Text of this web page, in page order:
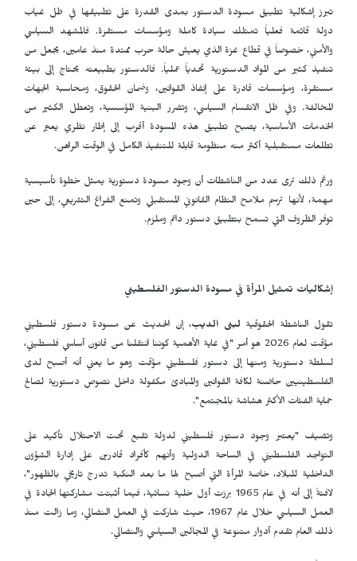
تبرز إشكالية تطبيق مسودة الدستور بمدى القدرة على تطبيقها في ظل غياب
دولة قائمة فعلياً تمتلك سيادة كاملة ومؤسسات مستقرة. فالمشهد السياسي
والأمني، خصوصاً في قطاع غزة الذي يعيش حالة حرب ممتدة منذ عامين، يجعل من
تنفيذ كثير من المواد الدستورية تحدياً عملياً. فالدستور بطبيعته يحتاج إلى بيئة
مستقرة، ومؤسسات قادرة على إنفاذ القوانين، وضمان الحقوق، ومحاسبة الجهات
المخالفة. وفي ظل الانقسام السياسي، وتضرر البنية المؤسسية، وتعطل الكثير من
الخدمات الأساسية، يصبح تطبيق هذه المسودة أقرب إلى إطار نظري يعبّر عن
تطلعات مستقبلية أكثر منه منظومة قابلة للتنفيذ الكامل في الوقت الراهن.
ورغم ذلك ترى عدد من الناشطات أن وجود مسودة دستورية يمثل خطوة تأسيسية
مهمة، لأنها ترسم ملامح النظام القانوني المستقبلي وتمنع الفراغ التشريعي، إلى حين
توفر الظروف التي تسمح بتطبيق دستور دائم وملزم.
إشكاليات تمثيل المرأة في مسودة الدستور الفلسطيني
تقول الناشطة الحقوقية لبنى الديب، إن الحديث عن مسودة دستور فلسطيني
مؤقت لعام 2026 هو أمر "في غاية الأهمية كوننا انتقلنا من قانون أساسي فلسطيني،
لسلطة دستورية ومنها إلى دستور فلسطيني مؤقت وهو ما يعني أنه أصبح لدى
الفلسطينيين حاضنة لكافة القوانين والمبادئ مكفولة داخل نصوص دستورية لصالح
حماية الفئات الأكثر هشاشة بالمجتمع".
وتضيف "يعتبر وجود دستور فلسطيني لدولة تقبع تحت الاحتلال تأكيد على
التواجد الفلسطيني في الساحة الدولية وأنهم كأفراد قادرين على إدارة الشؤون
الداخلية للبلاد، خاصة المرأة التي أصبح لها ما بعد النكبة تدرج تاريخي بالظهور"،
لافتةً إلى أنه في عام 1965 برزت أول خلية نسائية، فيما أثبتت مشاركتها الجادة في
العمل السياسي خلال عام 1967، حيث شاركت في العمل النضالي، وما زالت منذ
ذلك العام تقدم أدوار متنوعة في المجالين السياسي والنضالي.